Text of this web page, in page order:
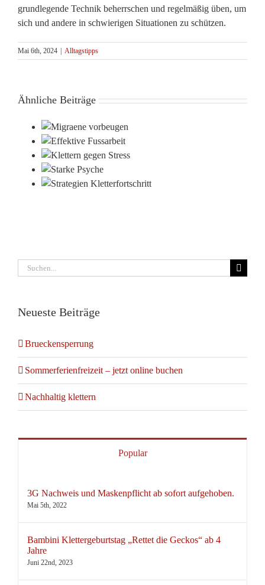
grundlegende Technik beherrschen und regelmäßig üben, um
sich und andere in schwierigen Situationen zu schützen.
Mai 6th, 2024 Alltagstipps
Ähnliche Beiträge
Suche
nach:
Neueste Beiträge
Brueckensperrung
Sommerferienfreizeit – jetzt online buchen
Nachhaltig klettern
Popular
3G Nachweis und Maskenpflicht ab sofort aufgehoben.
Mai 5th, 2022
Bambini Klettergeburtstag „Rettet die Geckos“ ab 4
Jahre
Juni 22nd, 2023